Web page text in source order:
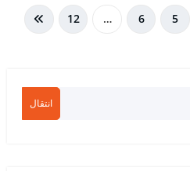
5
6
…
12
انتقال